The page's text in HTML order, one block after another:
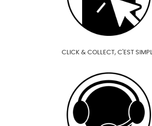
CLICK & COLLECT, C'EST